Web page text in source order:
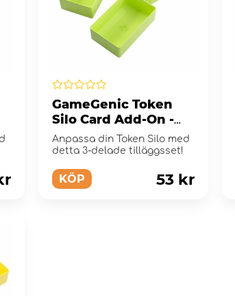
GameGenic Token
Silo Card Add-On -
Green/Lime
Anpassa din Token Silo med
detta 3-delade tilläggsset!
KÖP 53 kr